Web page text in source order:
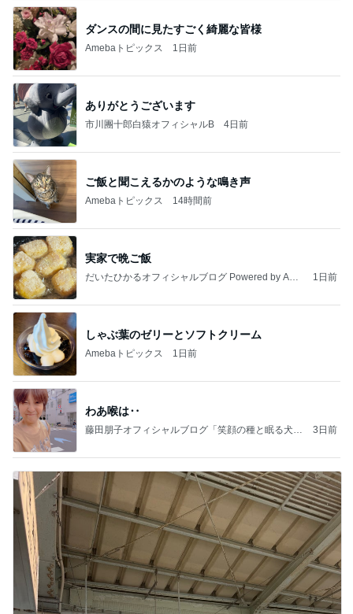
ダンスの間に見たすごく綺麗な皆様
Amebaトピックス 1日前
ありがとうございます
市川團十郎白猿オフィシャルB 4日前
ご飯と聞こえるかのような鳴き声
Amebaトピックス 14時間前
実家で晩ご飯
だいたひかるオフィシャルブログ Powered by Ame
1日前
しゃぶ葉のゼリーとソフトクリーム
Amebaトピックス 1日前
わあ喉は‥
藤田朋子オフィシャルブログ「笑顔の種と眠る犬」
3日前